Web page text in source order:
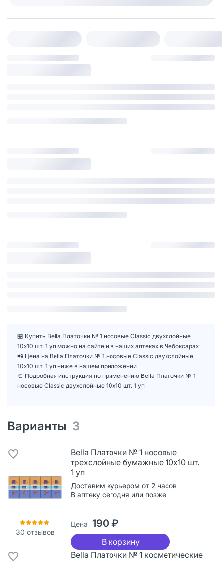
🏪 Купить Bella Платочки № 1 носовые Classic двухслойные
10х10 шт. 1 уп можно на сайте и в наших аптеках в Чебоксарах
📲 Цена на Bella Платочки № 1 носовые Classic двухслойные
10х10 шт. 1 уп ниже в нашем приложении
📒 Подробная инструкция по применению Bella Платочки № 1
носовые Classic двухслойные 10х10 шт. 1 уп
Варианты 3
30 отзывов
Bella Платочки № 1 носовые
трехслойные бумажные 10х10 шт.
1 уп
Доставим курьером от 2 часов
В аптеку сегодня или позже
Цена 190 ₽
В корзину
Bella Платочки № 1 косметические